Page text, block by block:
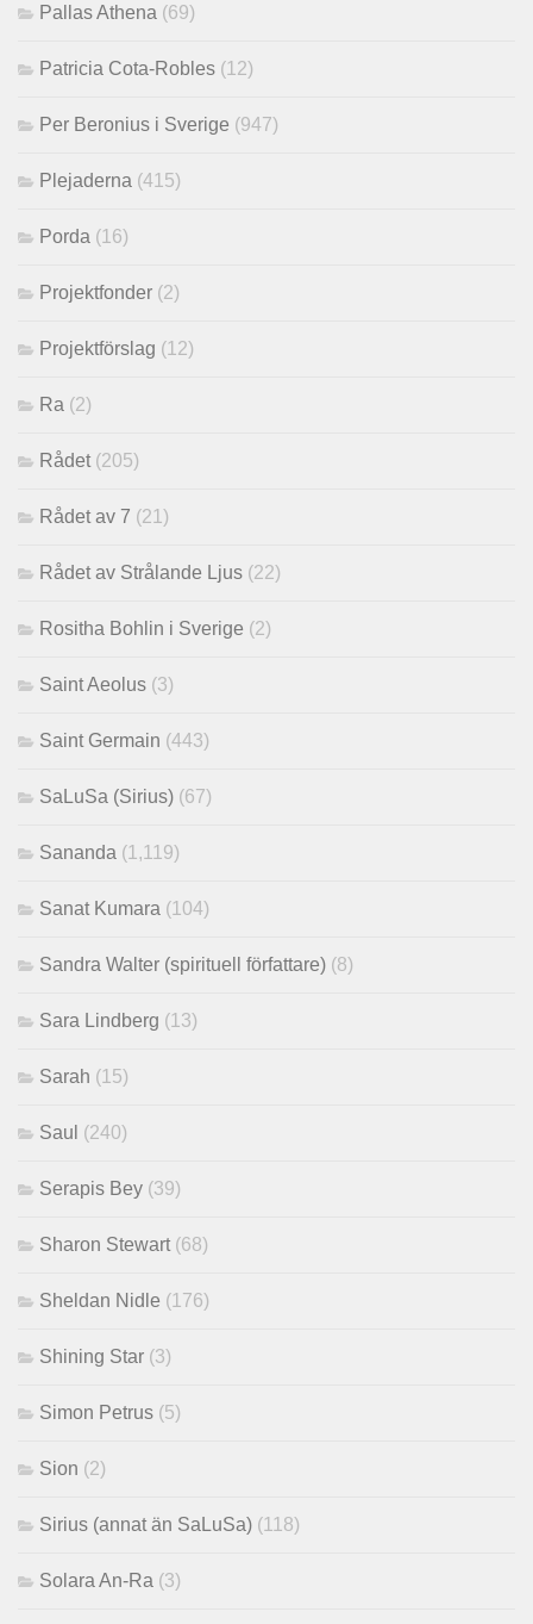
Pallas Athena (69)
Patricia Cota-Robles (12)
Per Beronius i Sverige (947)
Plejaderna (415)
Porda (16)
Projektfonder (2)
Projektförslag (12)
Ra (2)
Rådet (205)
Rådet av 7 (21)
Rådet av Strålande Ljus (22)
Rositha Bohlin i Sverige (2)
Saint Aeolus (3)
Saint Germain (443)
SaLuSa (Sirius) (67)
Sananda (1,119)
Sanat Kumara (104)
Sandra Walter (spirituell författare) (8)
Sara Lindberg (13)
Sarah (15)
Saul (240)
Serapis Bey (39)
Sharon Stewart (68)
Sheldan Nidle (176)
Shining Star (3)
Simon Petrus (5)
Sion (2)
Sirius (annat än SaLuSa) (118)
Solara An-Ra (3)